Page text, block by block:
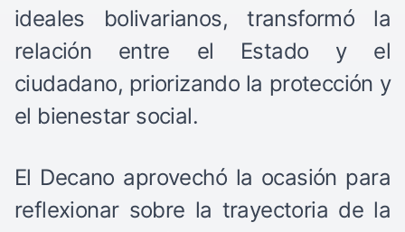
ideales bolivarianos, transformó la
relación entre el Estado y el
ciudadano, priorizando la protección y
el bienestar social.
El Decano aprovechó la ocasión para
reflexionar sobre la trayectoria de la